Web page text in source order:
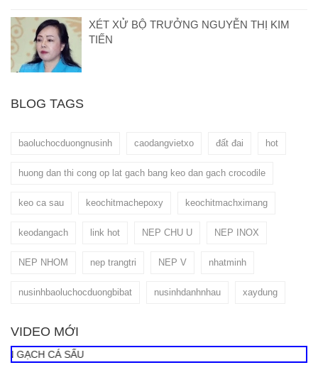
XÉT XỬ BỘ TRƯỞNG NGUYỄN THỊ KIM
TIẾN
BLOG TAGS
baoluchocduongnusinh caodangvietxo đất đai hot
huong dan thi cong op lat gach bang keo dan gach crocodile
keo ca sau keochitmachepoxy keochitmachximang
keodangach link hot NEP CHU U NEP INOX
NEP NHOM nep trangtri NEP V nhatminh
nusinhbaoluchocduongbibat nusinhdanhnhau xaydung
VIDEO MỚI
CÁ SẤU